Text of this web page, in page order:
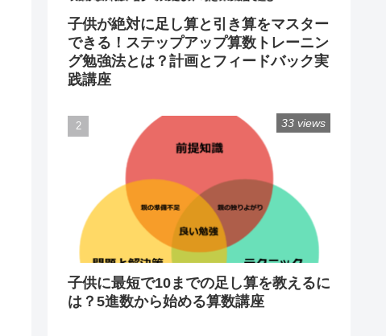
子供が絶対に足し算と引き算をマスター
できる！ステップアップ算数トレーニン
グ勉強法とは？計画とフィードバック実
践講座
子供に最短で10までの足し算を教えるに
は？5進数から始める算数講座
33 views